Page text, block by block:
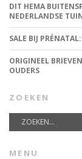
DIT HEMA
NEDERLANDSE
SALE BIJ
ORIGINEEL
OUDERS
ZOEKEN
MENU